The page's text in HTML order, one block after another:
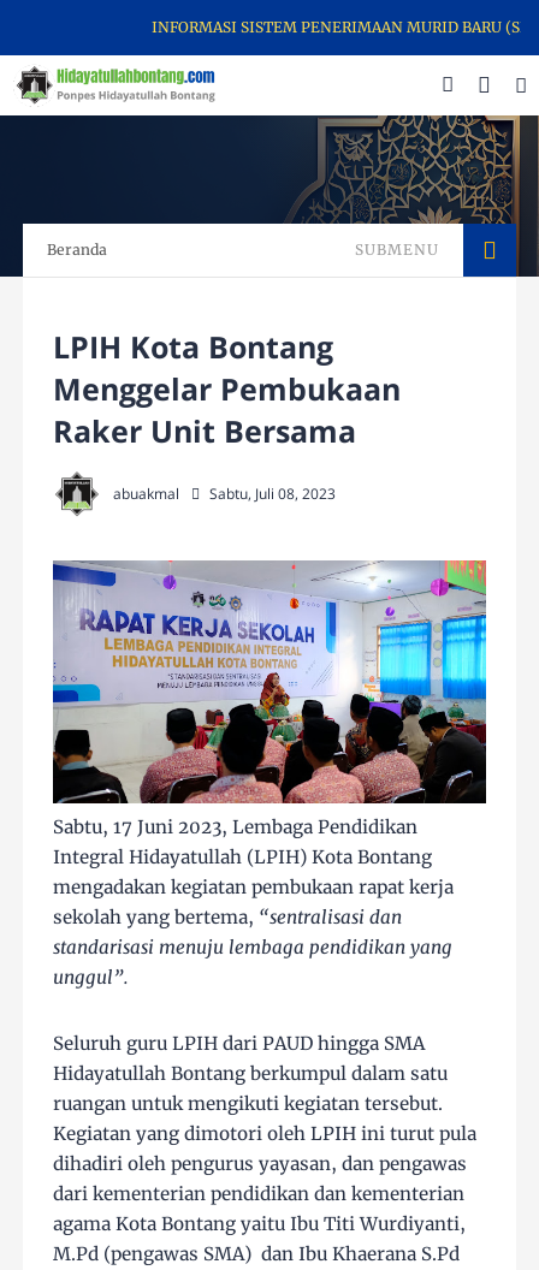
INFORMASI SISTEM PENERIMAAN MURID BARU
Beranda SUBMENU
LPIH Kota Bontang
Menggelar Pembukaan
Raker Unit Bersama
abuakmal Sabtu, Juli 08, 2023
Sabtu, 17 Juni 2023, Lembaga Pendidikan
Integral Hidayatullah (LPIH) Kota Bontang
mengadakan kegiatan pembukaan rapat kerja
sekolah yang bertema, “sentralisasi dan
standarisasi menuju lembaga pendidikan yang
unggul”.
Seluruh guru LPIH dari PAUD hingga SMA
Hidayatullah Bontang berkumpul dalam satu
ruangan untuk mengikuti kegiatan tersebut.
Kegiatan yang dimotori oleh LPIH ini turut pula
dihadiri oleh pengurus yayasan, dan pengawas
dari kementerian pendidikan dan kementerian
agama Kota Bontang yaitu Ibu Titi Wurdiyanti,
M.Pd (pengawas SMA) dan Ibu Khaerana S.Pd